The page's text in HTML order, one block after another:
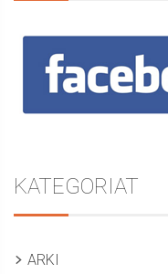
KATEGORIAT
ARKI